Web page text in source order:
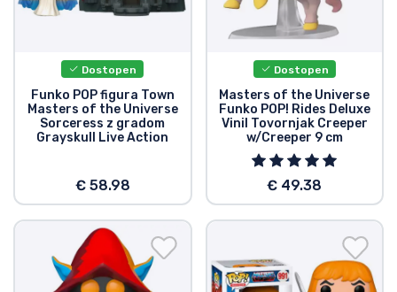
Dostopen
Funko POP figura Town
Masters of the Universe
Sorceress z gradom
Grayskull Live Action
€ 58.98
Dostopen
Masters of the Universe
Funko POP! Rides Deluxe
Vinil Tovornjak Creeper
w/Creeper 9 cm
€ 49.38